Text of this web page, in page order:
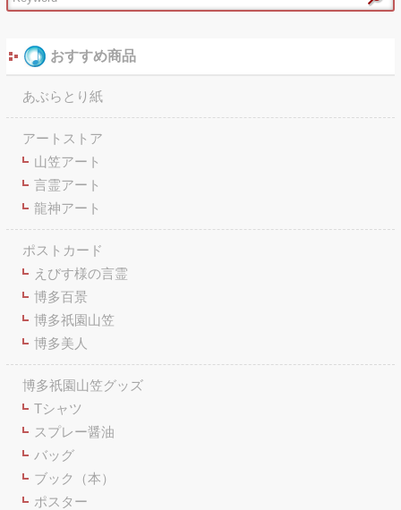
おすすめ商品
あぶらとり紙
アートストア
山笠アート
言霊アート
龍神アート
ポストカード
えびす様の言霊
博多百景
博多祇園山笠
博多美人
博多祇園山笠グッズ
Tシャツ
スプレー醤油
バッグ
ブック（本）
ポスター